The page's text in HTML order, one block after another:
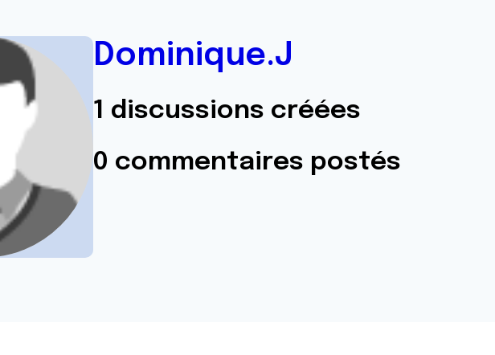
Dominique.J
1 discussions créées
0 commentaires postés